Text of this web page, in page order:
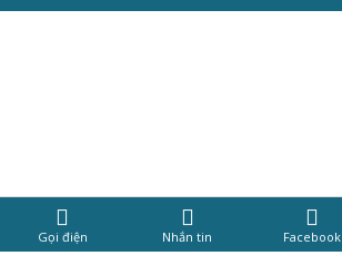
Gọi điện Nhắn tin Facebook